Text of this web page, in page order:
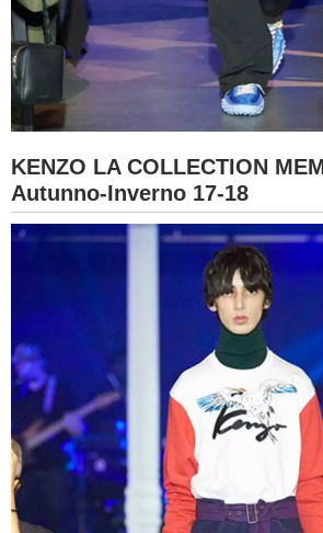
KENZO LA COLLECTION
Autunno-Inverno 17-18